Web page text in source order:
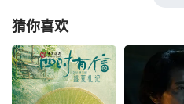
猜你喜欢